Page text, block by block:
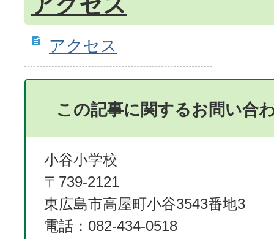
アクセス
この記事に関するお問い合
小谷小学校
〒739-2121
東広島市高屋町小谷3543番地3
電話：082-434-0518